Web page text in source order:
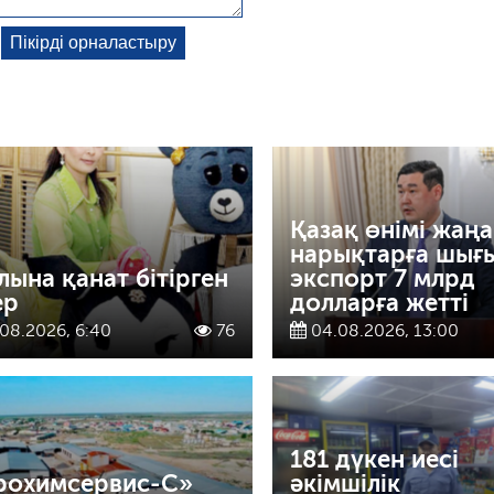
қанат бітірген
6:40 76
Қазақ өнімі жаңа
нарықтарға
экспорт 7 млрд
долларға жетті
04.08.2026, 13:00
С»
181 дүкен иесі
әкімшілік